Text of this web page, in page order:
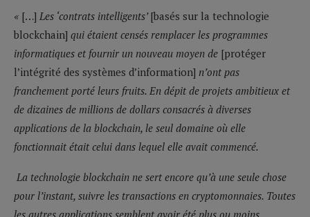
« […] Les ‘contrats intelligents’[basés sur la technologie
blockchain] qui étaient censés remplacer les programmes
informatiques et fournir un nouveau moyen de [protéger
l’intégrité des systèmes d’information] n’ont pas
franchement porté leurs fruits. En dépit de projets ambitieux et
de dizaines de millions de dollars consacrés à diverses
applications de la blockchain, le seul domaine où elle
fonctionnait était celui dans lequel elle avait commencé.
La technologie blockchain ne sert encore qu’à une seule chose
pour l’instant, suivre les transactions en cryptomonnaies. Toutes
les autres applications semblent avoir été plus ou moins